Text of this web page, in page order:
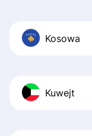
Kosowa
Kuwejt